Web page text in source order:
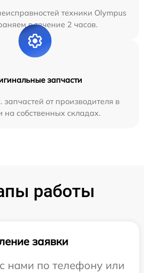
техники Olympus
в течение 2 часов.
запчасти
запчастей от производителя в
на собственных складах.
работы
заявки
нами по телефону или